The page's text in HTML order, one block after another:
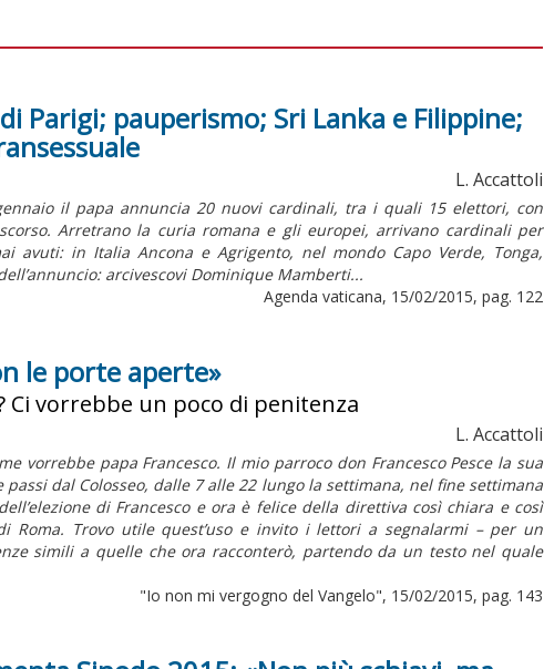
Parigi; pauperismo; Sri Lanka e Filippine;
L. Accattoli
il papa annuncia 20 nuovi cardinali, tra i quali 15 elettori, con
Arretrano la curia romana e gli europei, arrivano cardinali per
avuti: in Italia Ancona e Agrigento, nel mondo Capo Verde, Tonga,
arcivescovi Dominique Mamberti...
Agenda vaticana, 15/02/2015, pag. 122
le porte aperte»
Ci vorrebbe un poco di penitenza
L. Accattoli
vorrebbe papa Francesco. Il mio parroco don Francesco Pesce la sua
dal Colosseo, dalle 7 alle 22 lungo la settimana, nel fine settimana
di Francesco e ora è felice della direttiva così chiara e così
Roma. Trovo utile quest’uso e invito i lettori a segnalarmi – per un
simili a quelle che ora racconterò, partendo da un testo nel quale
"Io non mi vergogno del Vangelo", 15/02/2015, pag. 143